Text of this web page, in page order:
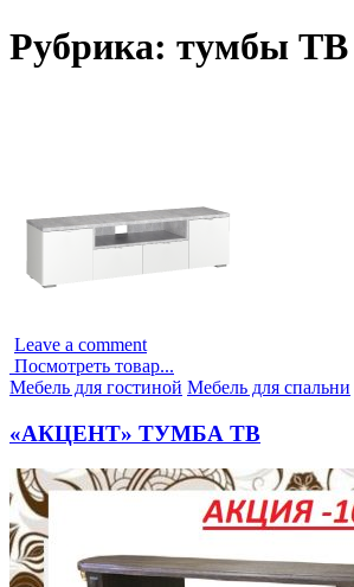
Рубрика: тумбы ТВ
Leave a comment
Посмотреть товар...
Опубликовано
Мебель для гостиной Мебель для спальни
«АКЦЕНТ» ТУМБА ТВ